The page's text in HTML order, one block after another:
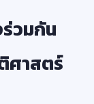
วมกัน
ศาสตร์